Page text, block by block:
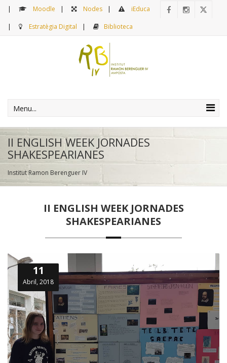
Moodle Nodes iEduca
Estratègia Digital Biblioteca
Menu...
II ENGLISH WEEK JORNADES
SHAKESPEARIANES
Institut Ramon Berenguer IV
II ENGLISH WEEK JORNADES
SHAKESPEARIANES
11
Abril, 2018